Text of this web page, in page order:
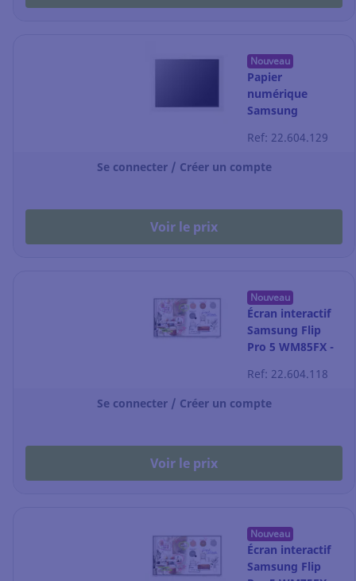
Nouveau
Papier
numérique
Samsung
EM13DX
Ref: 22.604.129
Se connecter / Créer un compte
Voir le prix
Nouveau
Écran interactif
Samsung Flip
Pro 5 WM85FX -
Ref: 22.604.118
Se connecter / Créer un compte
Voir le prix
Nouveau
Écran interactif
Samsung Flip